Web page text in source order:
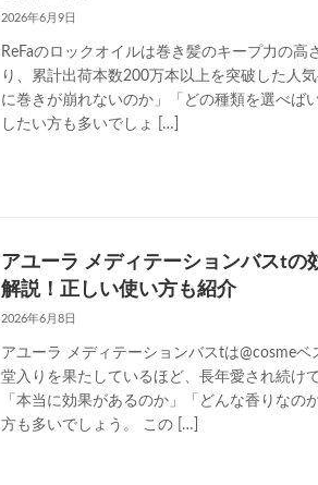
2026年6月9日
ReFaのロックオイルは巻き髪のキープ力の高
り、累計出荷本数200万本以上を突破した人
に巻きが崩れないのか」「どの種類を選べば
したい方も多いでしょ […]
アユーラ メディテーションバスtの
解説！正しい使い方も紹介
2026年6月8日
アユーラ メディテーションバスtは@cosme
堂入りを果たしているほど、長年愛され続け
「本当に効果があるのか」「どんな香りなの
方も多いでしょう。 この […]